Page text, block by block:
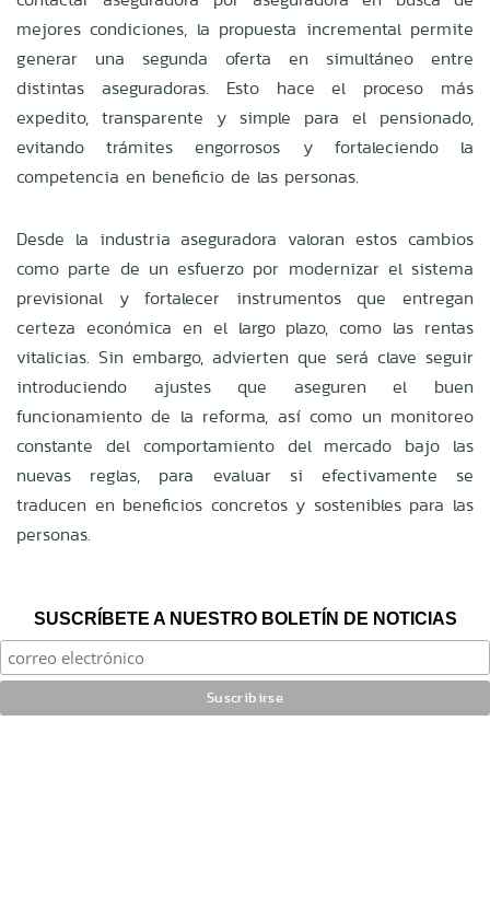
mejores condiciones, la propuesta incremental permite
generar una segunda oferta en simultáneo entre
distintas aseguradoras. Esto hace el proceso más
expedito, transparente y simple para el pensionado,
evitando trámites engorrosos y fortaleciendo la
competencia en beneficio de las personas.
Desde la industria aseguradora valoran estos cambios
como parte de un esfuerzo por modernizar el sistema
previsional y fortalecer instrumentos que entregan
certeza económica en el largo plazo, como las rentas
vitalicias. Sin embargo, advierten que será clave seguir
introduciendo ajustes que aseguren el buen
funcionamiento de la reforma, así como un monitoreo
constante del comportamiento del mercado bajo las
nuevas reglas, para evaluar si efectivamente se
traducen en beneficios concretos y sostenibles para las
personas.
SUSCRÍBETE A NUESTRO BOLETÍN DE NOTICIAS